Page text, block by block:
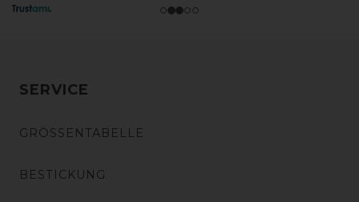
SERVICE
GRÖSSENTABELLE
BESTICKUNG